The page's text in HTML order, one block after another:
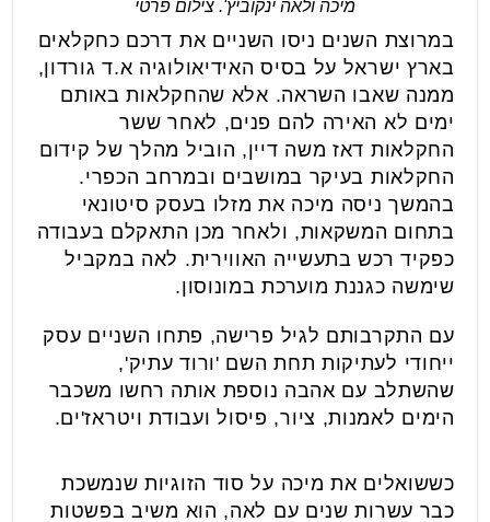
מיכה ולאה ינקוביץ'. צילום פרטי
במרוצת השנים ניסו השניים את דרכם כחקלאים
בארץ ישראל על בסיס האידיאולוגיה א.ד גורדון,
ממנה שאבו השראה. אלא שהחקלאות באותם
ימים לא האירה להם פנים, לאחר ששר
החקלאות דאז משה דיין, הוביל מהלך של קידום
החקלאות בעיקר במושבים ובמרחב הכפרי.
בהמשך ניסה מיכה את מזלו בעסק סיטונאי
בתחום המשקאות, ולאחר מכן התאקלם בעבודה
כפקיד רכש בתעשייה האווירית. לאה במקביל
שימשה כגננת מוערכת במונוסון.
עם התקרבותם לגיל פרישה, פתחו השניים עסק
ייחודי לעתיקות תחת השם 'ורוד עתיק',
שהשתלב עם אהבה נוספת אותה רחשו משכבר
הימים לאמנות, ציור, פיסול ועבודת ויטראז'ים.
כששואלים את מיכה על סוד הזוגיות שנמשכת
כבר עשרות שנים עם לאה, הוא משיב בפשטות